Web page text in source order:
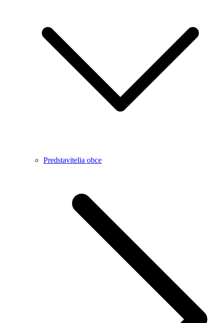
Predstavitelia obce